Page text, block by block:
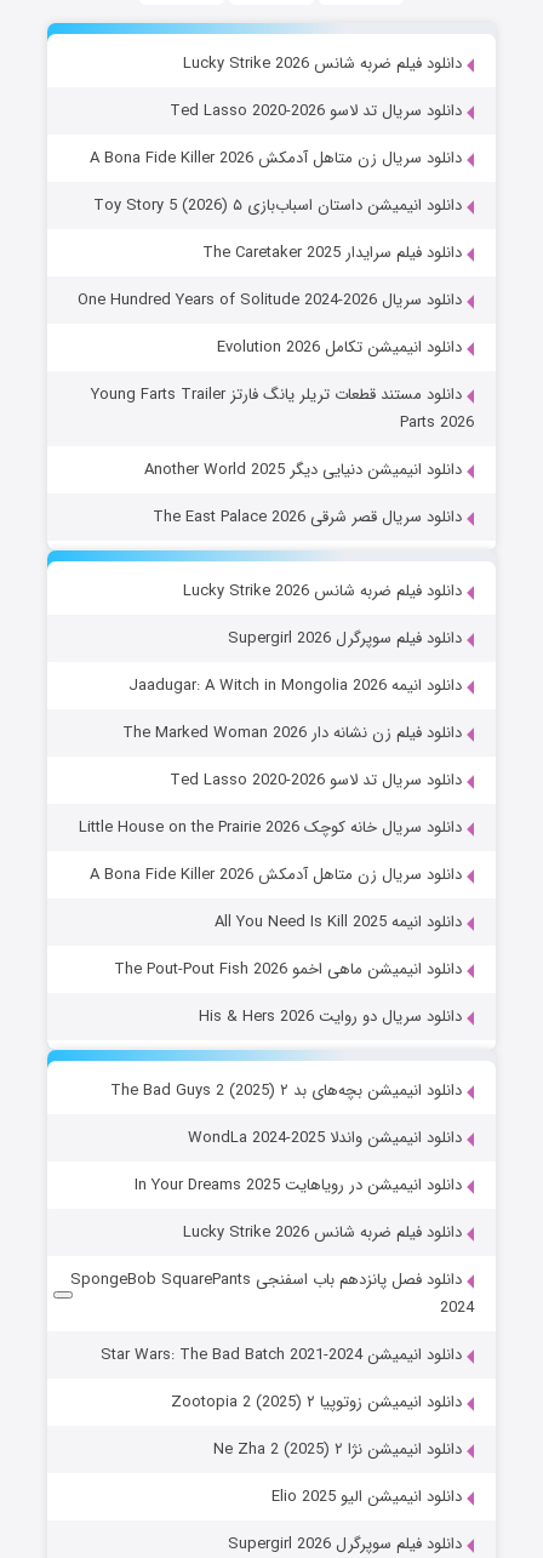
دانلود فیلم ضربه شانس Lucky Strike 2026
دانلود سریال تد لاسو Ted Lasso 2020-2026
دانلود سریال زن متاهل آدمکش A Bona Fide Killer 2026
دانلود انیمیشن داستان اسباب‌بازی ۵ Toy Story 5 (2026)
دانلود فیلم سرایدار The Caretaker 2025
دانلود سریال One Hundred Years of Solitude 2024-2026
دانلود انیمیشن تکامل Evolution 2026
دانلود مستند قطعات تریلر یانگ فارتز Young Farts Trailer
Parts 2026
دانلود انیمیشن دنیایی دیگر Another World 2025
دانلود سریال قصر شرقی The East Palace 2026
دانلود فیلم ضربه شانس Lucky Strike 2026
دانلود فیلم سوپرگرل Supergirl 2026
دانلود انیمه Jaadugar: A Witch in Mongolia 2026
دانلود فیلم زن نشانه دار The Marked Woman 2026
دانلود سریال تد لاسو Ted Lasso 2020-2026
دانلود سریال خانه کوچک Little House on the Prairie 2026
دانلود سریال زن متاهل آدمکش A Bona Fide Killer 2026
دانلود انیمه All You Need Is Kill 2025
دانلود انیمیشن ماهی اخمو The Pout-Pout Fish 2026
دانلود سریال دو روایت His & Hers 2026
دانلود انیمیشن بچه‌های بد ۲ The Bad Guys 2 (2025)
دانلود انیمیشن واندلا WondLa 2024-2025
دانلود انیمیشن در رویاهایت In Your Dreams 2025
دانلود فیلم ضربه شانس Lucky Strike 2026
دانلود فصل پانزدهم باب اسفنجی SpongeBob SquarePants
2024
دانلود انیمیشن Star Wars: The Bad Batch 2021-2024
دانلود انیمیشن زوتوپیا ۲ Zootopia 2 (2025)
دانلود انیمیشن نژا ۲ Ne Zha 2 (2025)
دانلود انیمیشن الیو Elio 2025
دانلود فیلم سوپرگرل Supergirl 2026